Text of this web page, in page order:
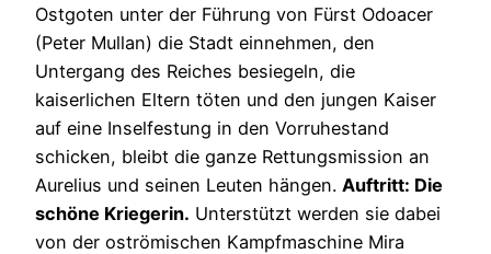
Ostgoten unter der Führung von Fürst Odoacer
(Peter Mullan) die Stadt einnehmen, den
Untergang des Reiches besiegeln, die
kaiserlichen Eltern töten und den jungen Kaiser
auf eine Inselfestung in den Vorruhestand
schicken, bleibt die ganze Rettungsmission an
Aurelius und seinen Leuten hängen. Auftritt: Die
schöne Kriegerin. Unterstützt werden sie dabei
von der oströmischen Kampfmaschine Mira